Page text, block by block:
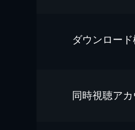
ダウンロー
同時視聴ア